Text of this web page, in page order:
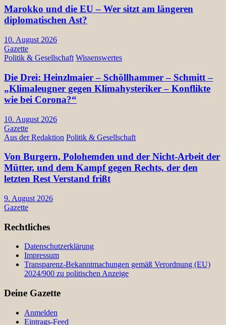
Marokko und die EU – Wer sitzt am längeren
diplomatischen Ast?
10. August 2026
Gazette
Politik & Gesellschaft Wissenswertes
Die Drei: Heinzlmaier – Schöllhammer – Schmitt –
„Klimaleugner gegen Klimahysteriker – Konflikte
wie bei Corona?“
10. August 2026
Gazette
Aus der Redaktion Politik & Gesellschaft
Von Burgern, Polohemden und der Nicht-Arbeit der
Mütter, und dem Kampf gegen Rechts, der den
letzten Rest Verstand frißt
9. August 2026
Gazette
Rechtliches
Datenschutzerklärung
Impressum
Transparenz-Bekanntmachungen gemäß Verordnung (EU)
2024/900 zu politischen Anzeige
Deine Gazette
Anmelden
Eintrags-Feed